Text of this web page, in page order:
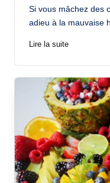
Si vous mâchez des
adieu à la mauvaise
Lire la suite